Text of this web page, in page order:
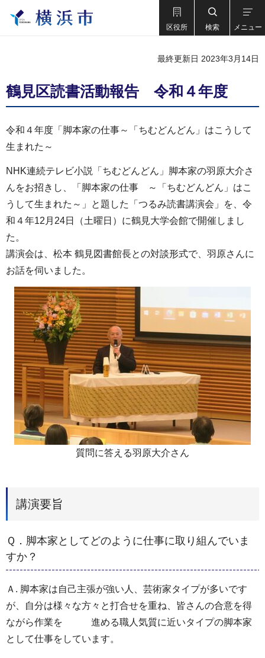
区役所 検索 メニュー
最終更新日 2023年3月14日
鶴見区読書活動報告 令和４年度
令和４年度「脚本家の仕事～「ちむどんどん」はこうして
生まれた～
NHK連続テレビ小説「ちむどんどん」脚本家の羽原大介さ
んをお招きし、「脚本家の仕事 ～「ちむどんどん」はこ
うして生まれた～」と題した「つるみ読書講演会」を、令
和４年12月24日（土曜日）に鶴見大学会館で開催しまし
た。
講演会は、松本 鶴見図書館長との対談形式で、羽原さんに
お話を伺いました。
質問に答える羽原大介さん
講演要旨
Ｑ．脚本家としてどのように仕事に取り組んでいま
すか？
Ａ. 脚本家は自己主張が強い人、芸術家タイプが多いです
が、自分は様々な方々と打合せを重ね、皆さんの合意を得
ながら作業を 進める職人気質に近いタイプの脚本家
として仕事をしています。